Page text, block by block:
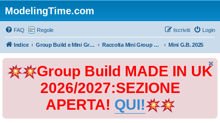
ModelingTime.com
FAQ Regole Login
Iscriviti
Indice Group Build e Mini Group Build Raccolta Mini Group Build Mini G.B. 2025
Group Build MADE IN UK
2026/2027:SEZIONE
APERTA! QUI!